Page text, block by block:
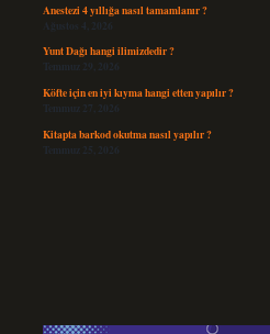
Anestezi 4 yıllığa nasıl tamamlanır ?
Ağustos 4, 2026
Yunt Dağı hangi ilimizdedir ?
Temmuz 29, 2026
Köfte için en iyi kıyma hangi etten yapılır ?
Temmuz 27, 2026
Kitapta barkod okutma nasıl yapılır ?
Temmuz 25, 2026